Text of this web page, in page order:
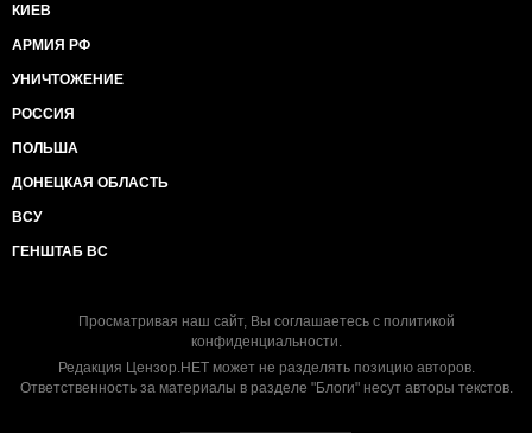
КИЕВ
АРМИЯ РФ
УНИЧТОЖЕНИЕ
РОССИЯ
ПОЛЬША
ДОНЕЦКАЯ ОБЛАСТЬ
ВСУ
ГЕНШТАБ ВС
Просматривая наш сайт, Вы соглашаетесь с политикой
конфиденциальности.
Редакция Цензор.НЕТ может не разделять позицию авторов.
Ответственность за материалы в разделе "Блоги" несут авторы текстов.